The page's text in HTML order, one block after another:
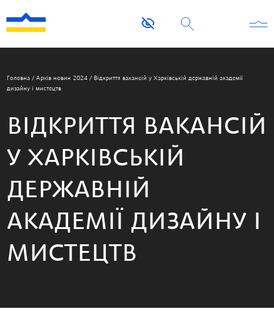
Головна / Архів новин 2024 / Відкриття вакансій у Харківській державній академії
дизайну і мистецтв
ВІДКРИТТЯ ВАКАНСІЙ
У ХАРКІВСЬКІЙ
ДЕРЖАВНІЙ
АКАДЕМІЇ ДИЗАЙНУ І
МИСТЕЦТВ